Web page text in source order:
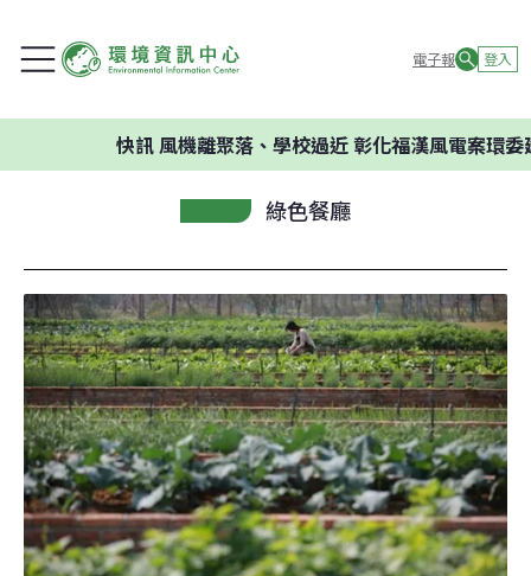
電子報 登入
風機離聚落、學校過近 彰化福漢風電案環委建議不應
綠色餐廳